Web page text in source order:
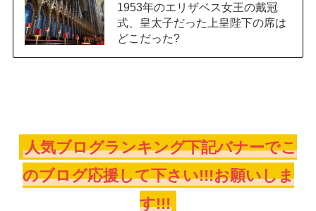
1953年のエリザベス女王の戴冠
式、皇太子だった上皇陛下の席は
どこだった?
人気ブログランキング下記バナーでこ
のブログ応援して下さい!!!お願いしま
す!!!